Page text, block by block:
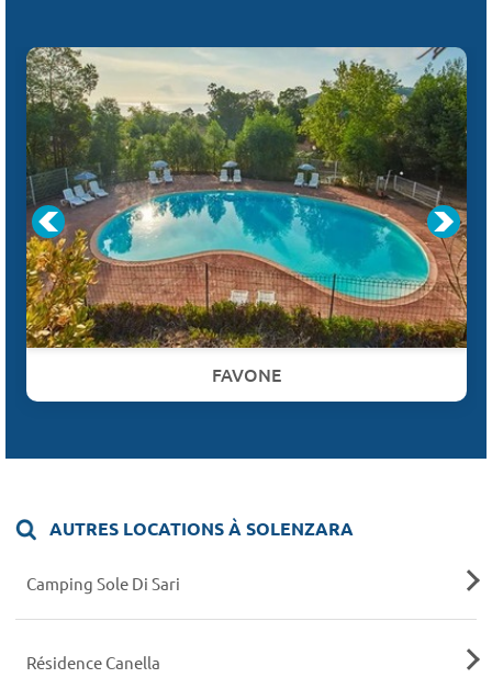
FAVONE
AUTRES LOCATIONS À SOLENZARA
Camping Sole Di Sari
Résidence Canella